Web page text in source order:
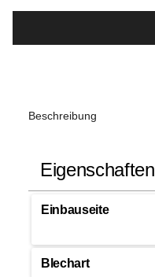
Beschreibung
Eigenschaften
Einbauseite
Blechart